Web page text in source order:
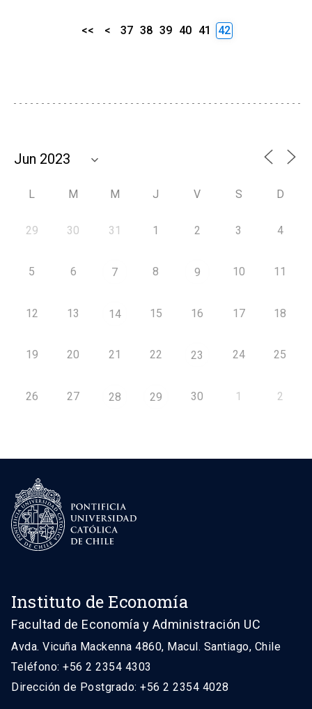
<< < 37 38 39 40 41 42
L M M J V S D
29 30 31 1 2 3 4
5 6 7 8 9 10 11
12 13 14 15 16 17 18
19 20 21 22 23 24 25
26 27 28 29 30 1 2
Instituto de Economía
Facultad de Economía y Administración UC
Avda. Vicuña Mackenna 4860, Macul. Santiago, Chile
Teléfono: +56 2 2354 4303
Dirección de Postgrado: +56 2 2354 4028